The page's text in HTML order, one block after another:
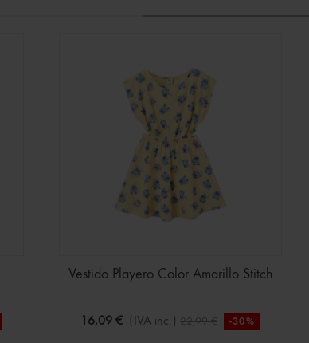
Vestido Playero Color Amarillo Stitch
16,09 € (IVA inc.) 22,99 € -30%